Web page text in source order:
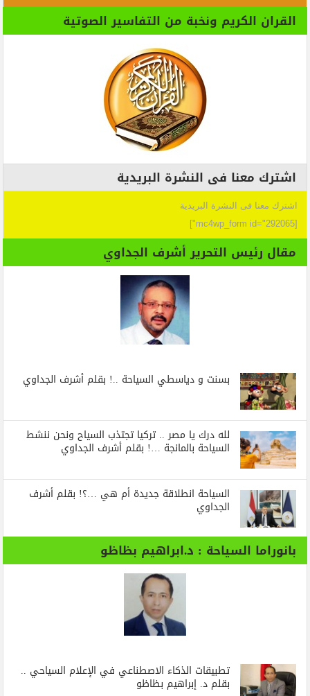
القران الكريم ونخبة من التفاسير الصوتية
اشترك معنا فى النشرة البريدية
اشترك معنا فى النشرة البريدية
[mc4wp_form id="292065"]
مقال رئيس التحرير أشرف الجداوي
بسنت و دياسطي السياحة ..! بقلم أشرف الجداوي
لله درك يا مصر .. تركيا تجتذب السياح ونحن ننشط
السياحة بالمانجة …! بقلم أشرف الجداوي
السياحة انطلاقة جديدة أم هي …؟! بقلم أشرف
الجداوي
بانوراما السياحة : د.ابراهيم بظاظو
تطبيقات الذكاء الاصطناعي في الإعلام السياحي ..
بقلم د. إبراهيم بظاظو